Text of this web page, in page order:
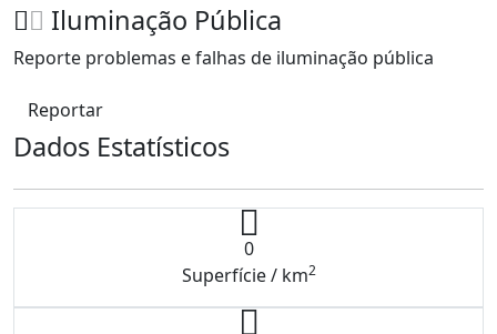
Iluminação Pública
Reporte problemas e falhas de iluminação pública
Reportar
Dados Estatísticos
0
Superfície / km2